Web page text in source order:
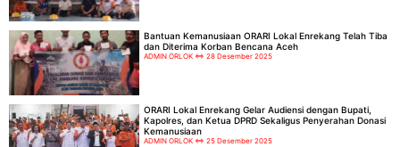
Bantuan Kemanusiaan ORARI Lokal Enrekang Telah Tiba
dan Diterima Korban Bencana Aceh
ADMIN ORLOK 28 Desember 2025
ORARI Lokal Enrekang Gelar Audiensi dengan Bupati,
Kapolres, dan Ketua DPRD Sekaligus Penyerahan Donasi
Kemanusiaan
ADMIN ORLOK 25 Desember 2025